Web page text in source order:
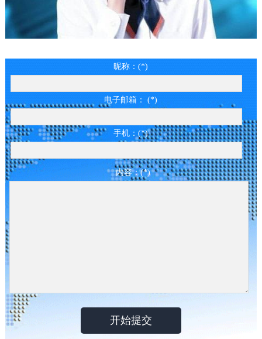
昵称：(*)
电子邮箱： (*)
手机：(*)
内容：(*)